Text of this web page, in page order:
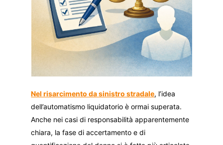
Nel risarcimento da sinistro stradale, l’idea
dell’automatismo liquidatorio è ormai superata.
Anche nei casi di responsabilità apparentemente
chiara, la fase di accertamento e di